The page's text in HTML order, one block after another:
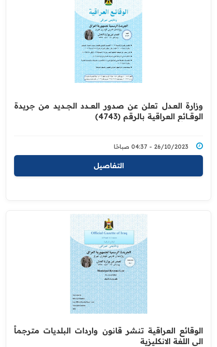
وزارة العــدل تعلن عن صدور العــــدد الجـــديد من جريدة
‏الوقــــائع العراقية بالرقم (4743)‏
26/10/2023 - 04:37 صباحًا
التفاصيل
الوقائع العراقية تنشر قانون واردات البلديات مترجماً
الى اللغة الانكليزية